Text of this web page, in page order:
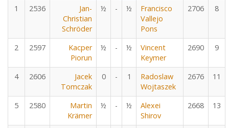
1
2536
Jan-
Christian
Schröder
½ - ½
Francisco
Vallejo
Pons
2706 8
2 2597
Kacper
Piorun
½ - ½
Vincent
Keymer
2690 9
4 2606
Jacek
Tomczak
0 - 1
Radoslaw
Wojtaszek
2676 11
5 2580
Martin
Krämer
½ - ½
Alexei
Shirov
2668 13